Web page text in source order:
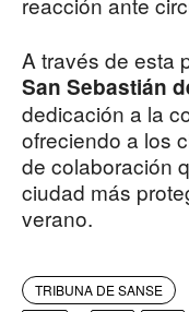
A través de esta
San Sebastián
dedicación a la
ofreciendo a los
de colaboración
ciudad más
verano.
TRIBUNA DE SANSE